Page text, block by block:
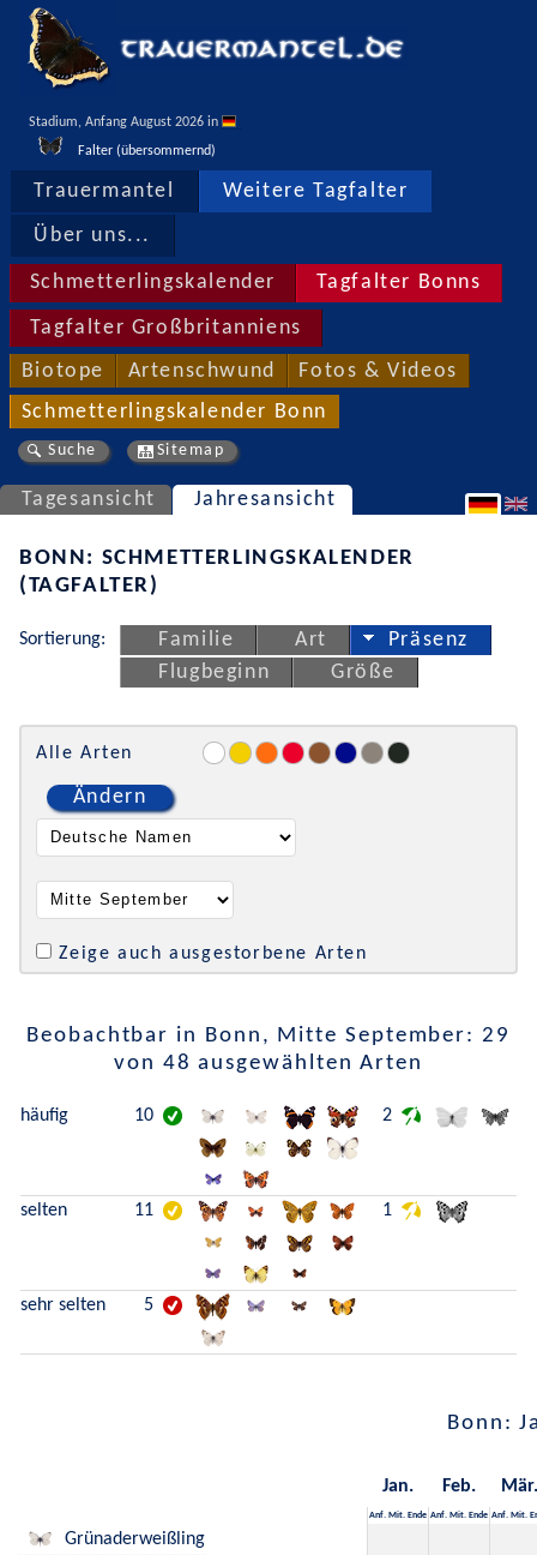
Stadium, Anfang August 2026 in
Falter (übersommernd)
Trauermantel Weitere Tagfalter
Über uns...
Schmetterlingskalender Tagfalter Bonns
Tagfalter Großbritanniens
Biotope Artenschwund Fotos & Videos
Schmetterlingskalender Bonn
Suche Sitemap
Tagesansicht Jahresansicht
BONN: SCHMETTERLINGSKALENDER
(TAGFALTER)
Sortierung: Familie Art
Präsenz
Flugbeginn
Größe
Alle Arten
Ändern
Zeige auch ausgestorbene Arten
Beobachtbar in Bonn, Mitte September: 29
von 48 ausgewählten Arten
häufig 10 2
selten 11 1
sehr selten 5
Bonn:
Jan. Feb. Mär.
Anf. Mit. Ende Anf. Mit. Ende Anf. Mit.
Grünaderweißling